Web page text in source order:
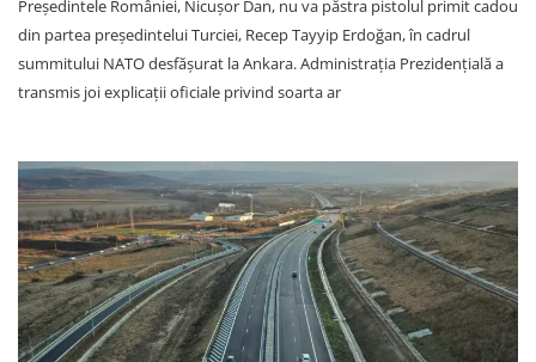
Președintele României, Nicușor Dan, nu va păstra pistolul primit cadou
din partea președintelui Turciei, Recep Tayyip Erdoğan, în cadrul
summitului NATO desfășurat la Ankara. Administrația Prezidențială a
transmis joi explicații oficiale privind soarta ar